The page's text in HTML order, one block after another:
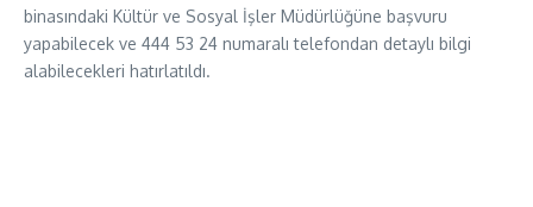
binasındaki Kültür ve Sosyal İşler Müdürlüğüne başvuru
yapabilecek ve 444 53 24 numaralı telefondan detaylı bilgi
alabilecekleri hatırlatıldı.